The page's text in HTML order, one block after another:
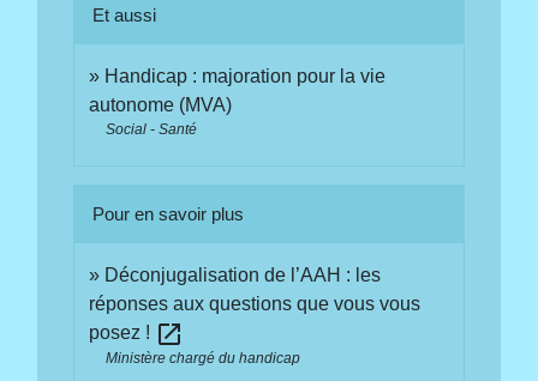
Et aussi
Handicap : majoration pour la vie
autonome (MVA)
Social - Santé
Pour en savoir plus
Déconjugalisation de l’AAH : les
réponses aux questions que vous vous
posez ! open_in_new
Ministère chargé du handicap